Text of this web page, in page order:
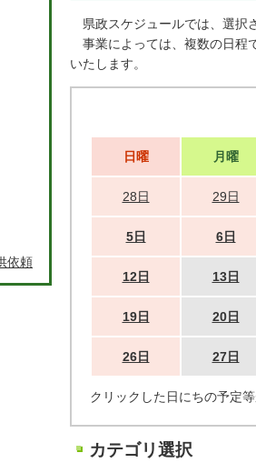
県政スケジュールでは、選択
事業によっては、複数の日程
いたします。
日曜 月曜
28日 29日
5日 6日
12日 13日
19日 20日
26日 27日
クリックした日にちの予定
カテゴリ選択
依頼